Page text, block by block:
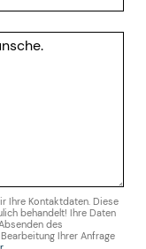
Ihre Kontaktdaten. Diese
behandelt! Ihre Daten
des
Ihrer Anfrage